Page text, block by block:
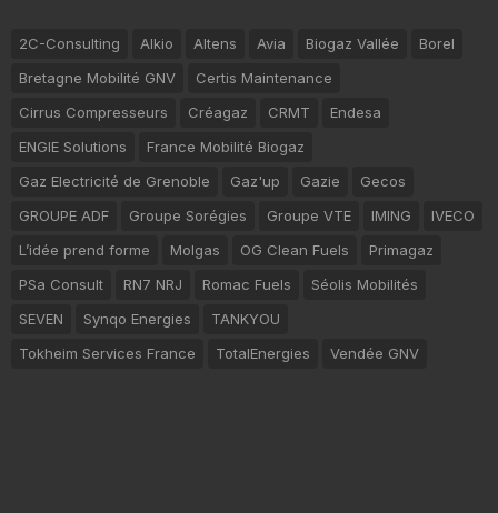
2C-Consulting Alkio Altens Avia Biogaz Vallée
Borel
Bretagne Mobilité GNV
Certis Maintenance
Cirrus Compresseurs
Créagaz CRMT
Endesa
ENGIE Solutions
France Mobilité Biogaz
Gaz Electricité de Grenoble
Gaz'up Gazie
Gecos
GROUPE ADF
Groupe Sorégies Groupe VTE IMING
IVECO
L’idée prend forme
Molgas OG Clean Fuels
Primagaz
PSa Consult
RN7 NRJ Romac Fuels
Séolis Mobilités
SEVEN
Synqo Energies
TANKYOU
Tokheim Services France
TotalEnergies Vendée GNV